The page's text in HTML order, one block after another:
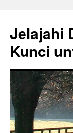
content
Jelajahi
Kunci